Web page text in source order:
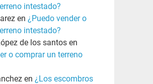
intestado?
en ¿Puedo vender o
intestado?
de los santosen
o comprar un terreno
en ¿Los escombros